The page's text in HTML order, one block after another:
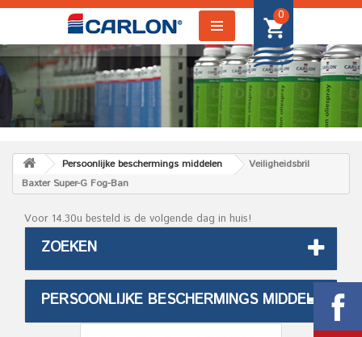
0
Persoonlijke beschermings middelen
Veiligheidsbril
Baxter Super-G Fog-Ban
Voor 14.30u besteld is de volgende dag in huis!
ZOEKEN
PERSOONLIJKE BESCHERMINGS MIDDELEN